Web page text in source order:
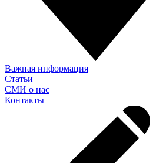
Важная информация
Статьи
СМИ о нас
Контакты